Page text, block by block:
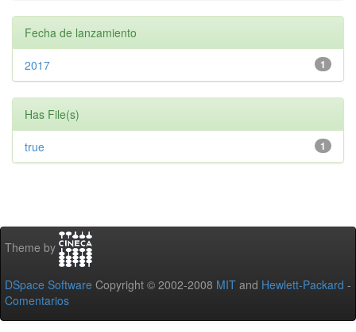
Fecha de lanzamiento
1
2017
Has File(s)
1
true
Theme by
DSpace Software Copyright © 2002-2008 MIT and Hewlett-Packard -
Comentarios